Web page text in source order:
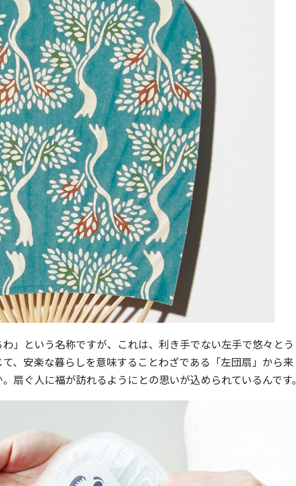
」という名称ですが、これは、利き手でない左手で悠々とう
、安楽な暮らしを意味することわざである「左団扇」から来
扇ぐ人に福が訪れるようにとの思いが込められているんです。